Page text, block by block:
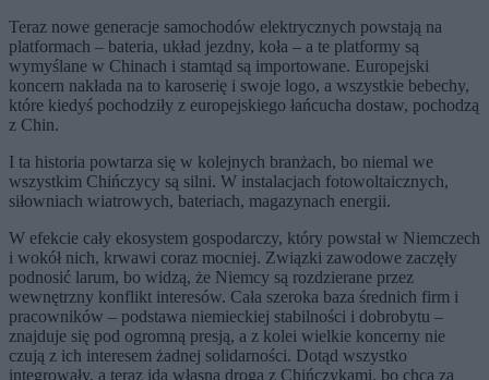
Teraz nowe generacje samochodów elektrycznych powstają na
platformach – bateria, układ jezdny, koła – a te platformy są
wymyślane w Chinach i stamtąd są importowane. Europejski
koncern nakłada na to karoserię i swoje logo, a wszystkie bebechy,
które kiedyś pochodziły z europejskiego łańcucha dostaw, pochodzą
z Chin.
I ta historia powtarza się w kolejnych branżach, bo niemal we
wszystkim Chińczycy są silni. W instalacjach fotowoltaicznych,
siłowniach wiatrowych, bateriach, magazynach energii.
W efekcie cały ekosystem gospodarczy, który powstał w Niemczech
i wokół nich, krwawi coraz mocniej. Związki zawodowe zaczęły
podnosić larum, bo widzą, że Niemcy są rozdzierane przez
wewnętrzny konflikt interesów. Cała szeroka baza średnich firm i
pracowników – podstawa niemieckiej stabilności i dobrobytu –
znajduje się pod ogromną presją, a z kolei wielkie koncerny nie
czują z ich interesem żadnej solidarności. Dotąd wszystko
integrowały, a teraz idą własną drogą z Chińczykami, bo chcą za